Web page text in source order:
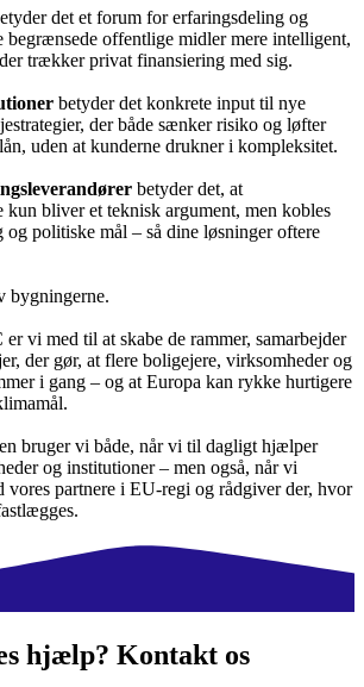
det et forum for erfaringsdeling og
begrænsede offentlige midler mere intelligent,
trækker privat finansiering med sig.
betyder det konkrete input til nye
der både sænker risiko og løfter
uden at kunderne drukner i kompleksitet.
betyder det, at
bliver et teknisk argument, men kobles
politiske mål – så dine løsninger oftere
bygningerne.
vi med til at skabe de rammer, samarbejder
der gør, at flere boligejere, virksomheder og
i gang – og at Europa kan rykke hurtigere
bruger vi både, når vi til dagligt hjælper
og institutioner – men også, når vi
vores partnere i EU-regi og rådgiver der, hvor
hjælp? Kontakt os